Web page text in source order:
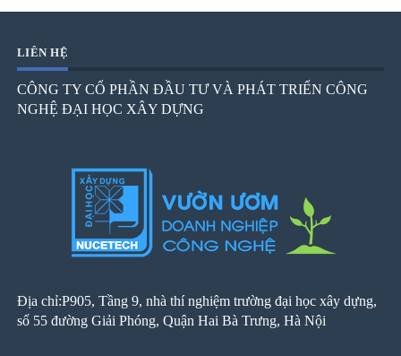
LIÊN HỆ
CÔNG TY CỔ PHẦN ĐẦU TƯ VÀ PHÁT TRIỂN CÔNG
NGHỆ ĐẠI HỌC XÂY DỰNG
Địa chỉ:P905, Tầng 9, nhà thí nghiệm trường đại học xây dựng,
số 55 đường Giải Phóng, Quận Hai Bà Trưng, Hà Nội